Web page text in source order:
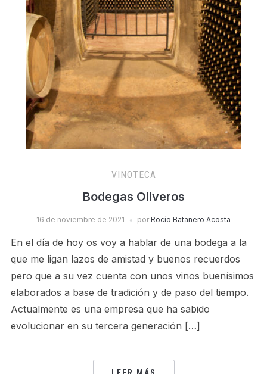
VINOTECA
Bodegas Oliveros
16 de noviembre de 2021 por Rocío Batanero Acosta
En el día de hoy os voy a hablar de una bodega a la
que me ligan lazos de amistad y buenos recuerdos
pero que a su vez cuenta con unos vinos buenísimos
elaborados a base de tradición y de paso del tiempo.
Actualmente es una empresa que ha sabido
evolucionar en su tercera generación […]